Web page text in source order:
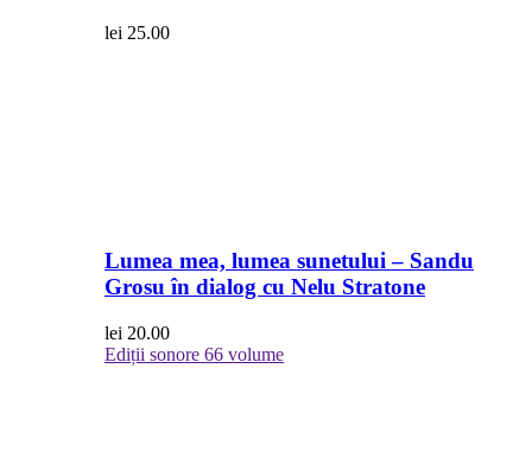
lei 25.00
Lumea mea, lumea sunetului – Sandu
Grosu în dialog cu Nelu Stratone
lei 20.00
Ediții sonore 66 volume